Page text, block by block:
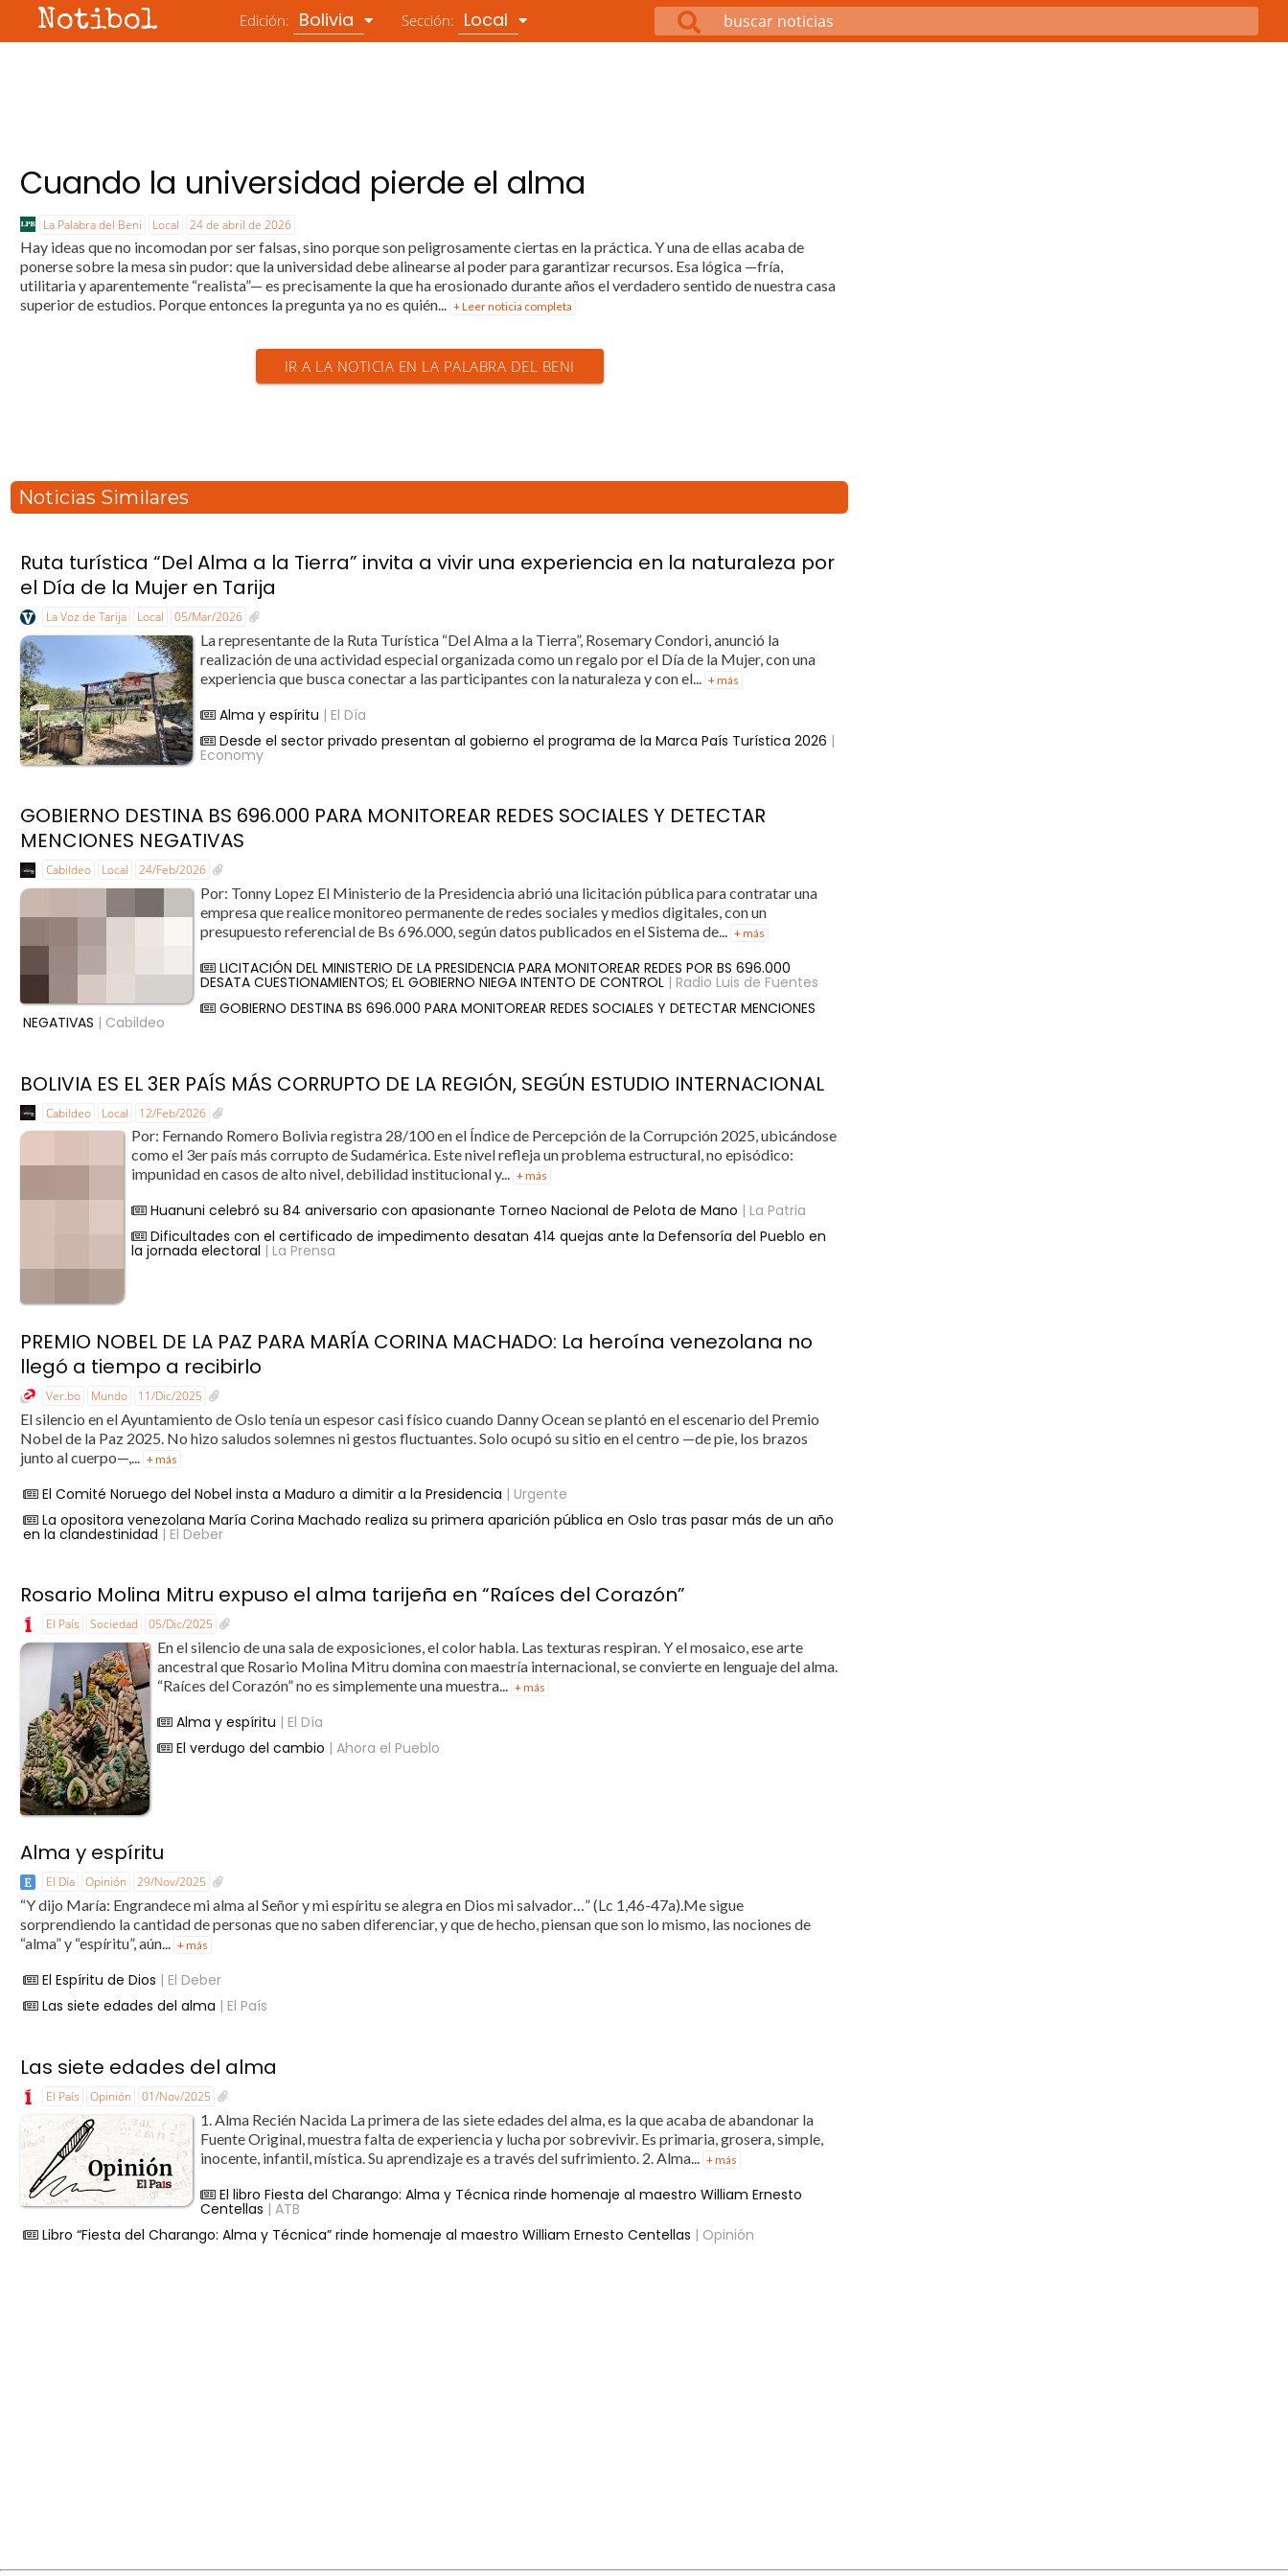
Notibol Edición: Bolivia Sección: Local
Cuando la universidad pierde el alma
La Palabra del Beni Local 24 de abril de 2026
Hay ideas que no incomodan por ser falsas, sino porque son peligrosamente ciertas en la práctica. Y una de ellas acaba de
ponerse sobre la mesa sin pudor: que la universidad debe alinearse al poder para garantizar recursos. Esa lógica —fría,
utilitaria y aparentemente “realista”— es precisamente la que ha erosionado durante años el verdadero sentido de nuestra casa
superior de estudios. Porque entonces la pregunta ya no es quién... + Leer noticia completa
IR A LA NOTICIA EN LA PALABRA DEL BENI
Noticias Similares
Ruta turística “Del Alma a la Tierra” invita a vivir una experiencia en la naturaleza por
el Día de la Mujer en Tarija
La Voz de Tarija Local 05/Mar/2026
La representante de la Ruta Turística “Del Alma a la Tierra”, Rosemary Condori, anunció la
realización de una actividad especial organizada como un regalo por el Día de la Mujer, con una
experiencia que busca conectar a las participantes con la naturaleza y con el...
+ más
Alma y espíritu | El Día
Desde el sector privado presentan al gobierno el programa de la Marca País Turística 2026 |
Economy
GOBIERNO DESTINA BS 696.000 PARA MONITOREAR REDES SOCIALES Y DETECTAR
MENCIONES NEGATIVAS
Cabildeo Local 24/Feb/2026
Por: Tonny Lopez El Ministerio de la Presidencia abrió una licitación pública para contratar una
empresa que realice monitoreo permanente de redes sociales y medios digitales, con un
presupuesto referencial de Bs 696.000, según datos publicados en el Sistema de... + más
LICITACIÓN DEL MINISTERIO DE LA PRESIDENCIA PARA MONITOREAR REDES POR BS 696.000
DESATA CUESTIONAMIENTOS; EL GOBIERNO NIEGA INTENTO DE CONTROL | Radio Luis de Fuentes
GOBIERNO DESTINA BS 696.000 PARA MONITOREAR REDES SOCIALES Y DETECTAR MENCIONES
NEGATIVAS | Cabildeo
BOLIVIA ES EL 3ER PAÍS MÁS CORRUPTO DE LA REGIÓN, SEGÚN ESTUDIO INTERNACIONAL
Cabildeo Local 12/Feb/2026
Por: Fernando Romero Bolivia registra 28/100 en el Índice de Percepción de la Corrupción 2025, ubicándose
como el 3er país más corrupto de Sudamérica. Este nivel refleja un problema estructural, no episódico:
impunidad en casos de alto nivel, debilidad institucional y... + más
Huanuni celebró su 84 aniversario con apasionante Torneo Nacional de Pelota de Mano | La Patria
Dificultades con el certificado de impedimento desatan 414 quejas ante la Defensoría del Pueblo en
la jornada electoral | La Prensa
PREMIO NOBEL DE LA PAZ PARA MARÍA CORINA MACHADO: La heroína venezolana no
llegó a tiempo a recibirlo
Ver.bo Mundo 11/Dic/2025
El silencio en el Ayuntamiento de Oslo tenía un espesor casi físico cuando Danny Ocean se plantó en el escenario del Premio
Nobel de la Paz 2025. No hizo saludos solemnes ni gestos fluctuantes. Solo ocupó su sitio en el centro —de pie, los brazos
junto al cuerpo—,...
+ más
El Comité Noruego del Nobel insta a Maduro a dimitir a la Presidencia | Urgente
La opositora venezolana María Corina Machado realiza su primera aparición pública en Oslo tras pasar más de un año
en la clandestinidad | El Deber
Rosario Molina Mitru expuso el alma tarijeña en “Raíces del Corazón”
El País Sociedad 05/Dic/2025
En el silencio de una sala de exposiciones, el color habla. Las texturas respiran. Y el mosaico, ese arte
ancestral que Rosario Molina Mitru domina con maestría internacional, se convierte en lenguaje del alma.
“Raíces del Corazón” no es simplemente una muestra... + más
Alma y espíritu | El Día
El verdugo del cambio | Ahora el Pueblo
Alma y espíritu
El Día Opinión 29/Nov/2025
“Y dijo María: Engrandece mi alma al Señor y mi espíritu se alegra en Dios mi salvador…” (Lc 1,46-47a).Me sigue
sorprendiendo la cantidad de personas que no saben diferenciar, y que de hecho, piensan que son lo mismo, las nociones de
“alma” y “espíritu”, aún... + más
El Espíritu de Dios | El Deber
Las siete edades del alma | El País
Las siete edades del alma
El País Opinión 01/Nov/2025
1. Alma Recién Nacida La primera de las siete edades del alma, es la que acaba de abandonar la
Fuente Original, muestra falta de experiencia y lucha por sobrevivir. Es primaria, grosera, simple,
inocente, infantil, mística. Su aprendizaje es a través del sufrimiento. 2. Alma...
+ más
El libro Fiesta del Charango: Alma y Técnica rinde homenaje al maestro William Ernesto
Centellas | ATB
Libro “Fiesta del Charango: Alma y Técnica” rinde homenaje al maestro William Ernesto Centellas | Opinión